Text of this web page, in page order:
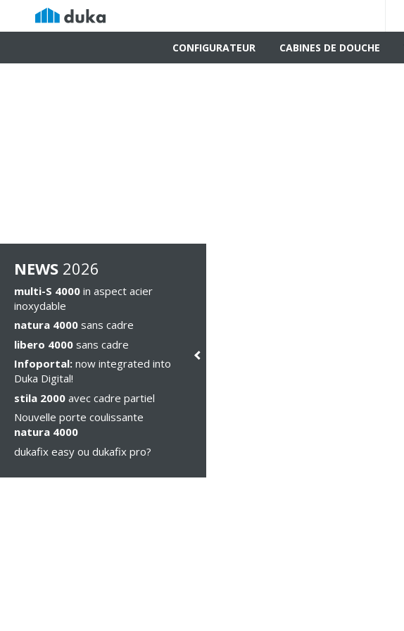
CONFIGURATEUR CABINES DE DOUCHE
NEWS 2026
multi-S 4000 in aspect acier
inoxydable
natura 4000 sans cadre
libero 4000 sans cadre
Infoportal: now integrated into
Duka Digital!
stila 2000 avec cadre partiel
Nouvelle porte coulissante
natura 4000
dukafix easy ou dukafix pro?